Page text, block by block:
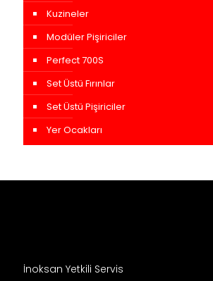
Kuzineler
Modüler Pişiriciler
Perfect 700S
Set Üstü Fırınlar
Set Üstü Pişiriciler
Yer Ocakları
İnoksan Yetkili Servis